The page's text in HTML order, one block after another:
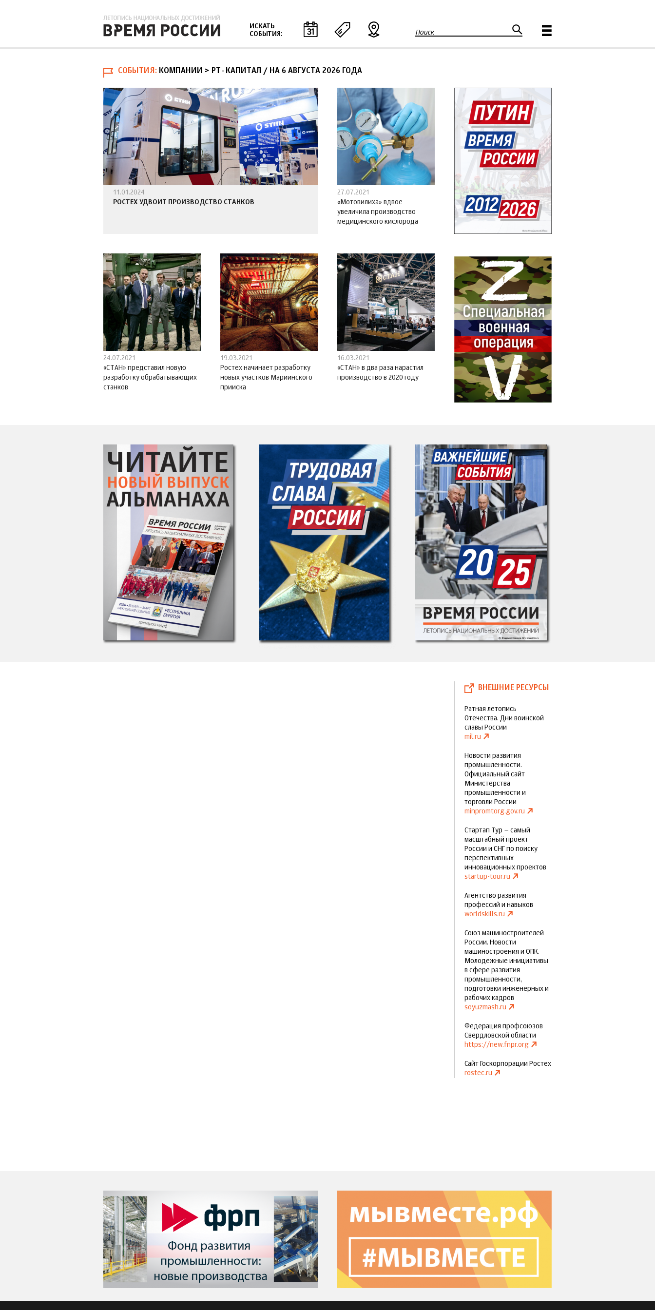
ИСКАТЬ
СОБЫТИЯ:
м
п
о
к
а
Поиск
СОБЫТИЯ КОМПАНИИ > РТ-КАПИТАЛ / НА 6 АВГУСТА 2026 ГОДА
11.01.2024
РОСТЕХ УДВОИТ ПРОИЗВОДСТВО СТАНКОВ
27.07.2021
«Мотовилиха» вдвое
увеличила производство
медицинского кислорода
24.07.2021
«СТАН» представил новую
разработку обрабатывающих
станков
19.03.2021
Ростех начинает разработку
новых участков Мариинского
прииска
16.03.2021
«СТАН» в два раза нарастил
производство в 2020 году
ВНЕШНИЕ РЕСУРСЫ
Ратная летопись
Отечества. Дни воинской
славы России
mil.ru
Новости развития
промышленности.
Официальный сайт
Министерства
промышленности и
торговли России
minpromtorg.gov.ru
Стартап Тур – самый
масштабный проект
России и СНГ по поиску
перспективных
инновационных проектов
startup-tour.ru
Агентство развития
профессий и навыков
worldskills.ru
Союз машиностроителей
России. Новости
машиностроения и ОПК.
Молодежные инициативы
в сфере развития
промышленности,
подготовки инженерных и
рабочих кадров
soyuzmash.ru
Федерация профсоюзов
Свердловской области
https://new.fnpr.org
Сайт Госкорпорации Ростех
rostec.ru